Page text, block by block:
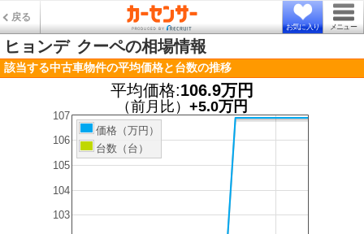
戻る
お気に入り メニュー
ヒョンデ クーペの相場情報
該当する中古車物件の平均価格と台数の推移
平均価格:106.9万円
（前月比） +5.0万円
103
104
105
106
107
価格（万円）
台数（台）